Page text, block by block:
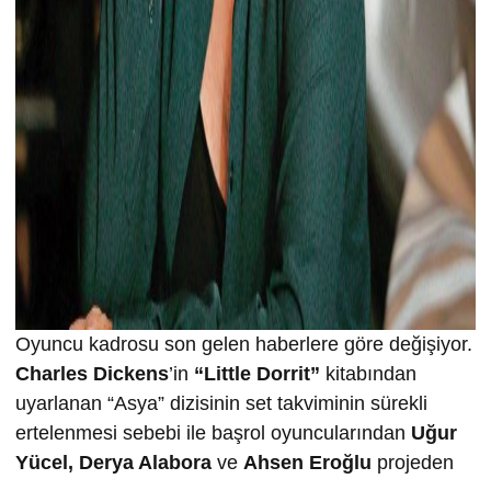
Oyuncu kadrosu son gelen haberlere göre değişiyor.
Charles Dickens’in “Little Dorrit” kitabından
uyarlanan “Asya” dizisinin set takviminin sürekli
ertelenmesi sebebi ile başrol oyuncularından Uğur
Yücel, Derya Alabora ve Ahsen Eroğlu projeden